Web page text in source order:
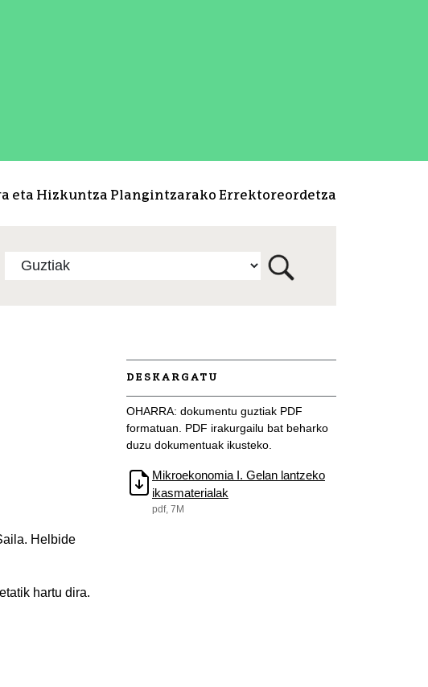
eta Hizkuntza Plangintzarako Errektoreordetza
Helbide
hartu dira.
DESKARGATU
OHARRA: dokumentu guztiak PDF
formatuan. PDF irakurgailu bat beharko
duzu dokumentuak ikusteko.
Mikroekonomia I. Gelan lantzeko
ikasmaterialak
pdf, 7M